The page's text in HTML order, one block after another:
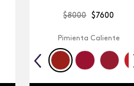
$8000 $7600
Pimienta Caliente